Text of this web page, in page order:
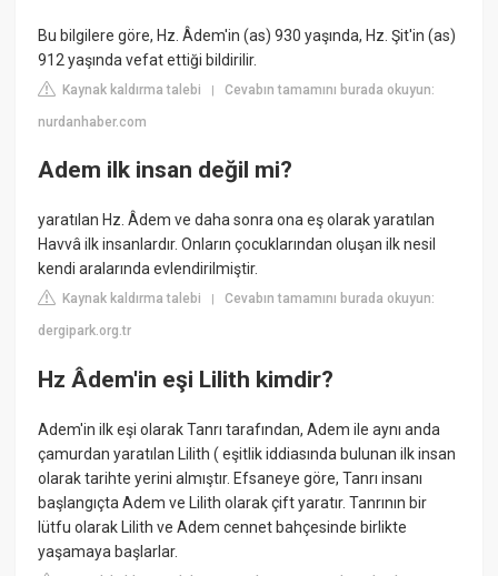
Bu bilgilere göre, Hz. Âdem'in (as) 930 yaşında, Hz. Şit'in (as)
912 yaşında vefat ettiği bildirilir.
Kaynak kaldırma talebi |Cevabın tamamını burada okuyun:
nurdanhaber.com
Adem ilk insan değil mi?
yaratılan Hz. Âdem ve daha sonra ona eş olarak yaratılan
Havvâ ilk insanlardır. Onların çocuklarından oluşan ilk nesil
kendi aralarında evlendirilmiştir.
Kaynak kaldırma talebi |Cevabın tamamını burada okuyun:
dergipark.org.tr
Hz Âdem'in eşi Lilith kimdir?
Adem'in ilk eşi olarak Tanrı tarafından, Adem ile aynı anda
çamurdan yaratılan Lilith ( eşitlik iddiasında bulunan ilk insan
olarak tarihte yerini almıştır. Efsaneye göre, Tanrı insanı
başlangıçta Adem ve Lilith olarak çift yaratır. Tanrının bir
lütfu olarak Lilith ve Adem cennet bahçesinde birlikte
yaşamaya başlarlar.